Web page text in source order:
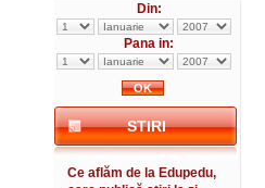
Din:
Pana in:
STIRI
Ce aflăm de la Edupedu,